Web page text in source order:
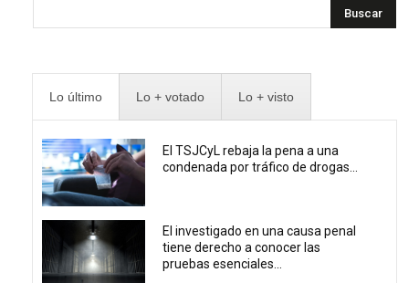
Buscar
Lo último Lo + votado Lo + visto
El TSJCyL rebaja la pena a una
condenada por tráfico de drogas...
El investigado en una causa penal
tiene derecho a conocer las
pruebas esenciales...